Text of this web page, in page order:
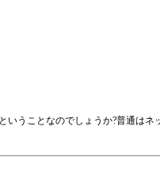
いうことなのでしょうか?普通はネ